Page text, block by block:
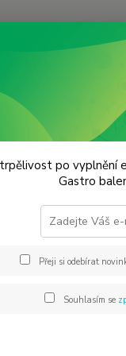
Himalájská
po vyplnění
Gastro
Přeji si odebírat
Souhlasím se